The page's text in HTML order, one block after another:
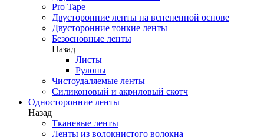
Pro Tape
Двусторонние ленты на вспененной основе
Двусторонние тонкие ленты
Безосновные ленты
Назад
Листы
Рулоны
Чистоудаляемые ленты
Силиконовый и акриловый скотч
Односторонние ленты
Назад
Тканевые ленты
Ленты из волокнистого волокна